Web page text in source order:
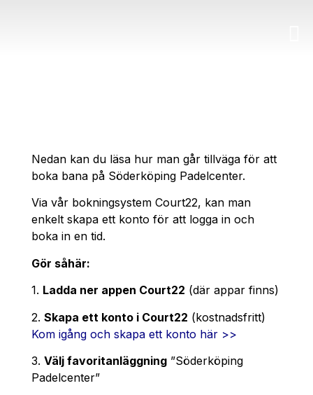
Nedan kan du läsa hur man går tillväga för att
boka bana på Söderköping Padelcenter.
Via vår bokningsystem Court22, kan man
enkelt skapa ett konto för att logga in och
boka in en tid.
Gör såhär:
1. Ladda ner appen Court22 (där appar finns)
2. Skapa ett konto i Court22 (kostnadsfritt)
Kom igång och skapa ett konto här >>
3. Välj favoritanläggning ”Söderköping
Padelcenter”